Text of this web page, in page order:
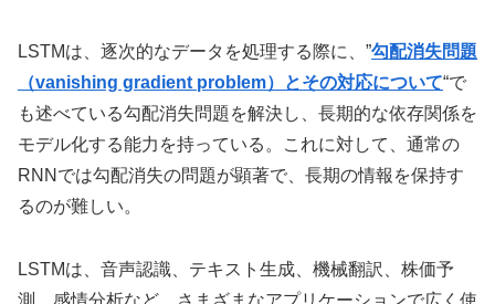
LSTMは、逐次的なデータを処理する際に、”勾配消失問題
（vanishing gradient problem）とその対応について“で
も述べている勾配消失問題を解決し、長期的な依存関係を
モデル化する能力を持っている。これに対して、通常の
RNNでは勾配消失の問題が顕著で、長期の情報を保持す
るのが難しい。
LSTMは、音声認識、テキスト生成、機械翻訳、株価予
測、感情分析など、さまざまなアプリケーションで広く使